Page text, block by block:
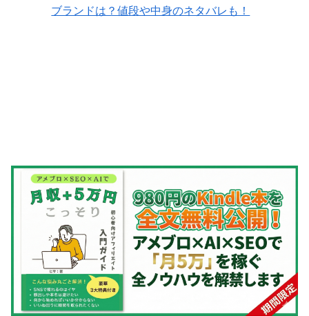
ブランドは？値段や中身のネタバレも！